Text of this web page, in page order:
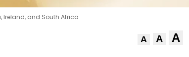
Ireland, and South Africa
A A A